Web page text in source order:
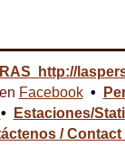
http://
Facebook•
•
Estaciones/
/ Contact